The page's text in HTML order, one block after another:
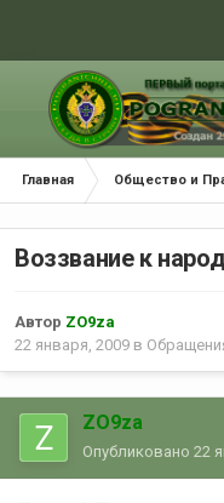
Главная Общество и
Воззвание к
Автор ZO9za
22 января, 2009 в
ZO9za
Опубликовано 22